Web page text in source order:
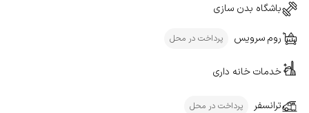
باشگاه بدن سازی
روم سرویس پرداخت در محل
خدمات خانه داری
ترانسفر پرداخت در محل